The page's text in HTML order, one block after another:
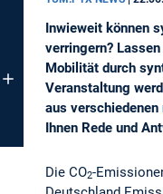
Inwieweit können
verringern?
Mobilität durch
Veranstaltung
aus
Ihnen Rede und
Die CO2-